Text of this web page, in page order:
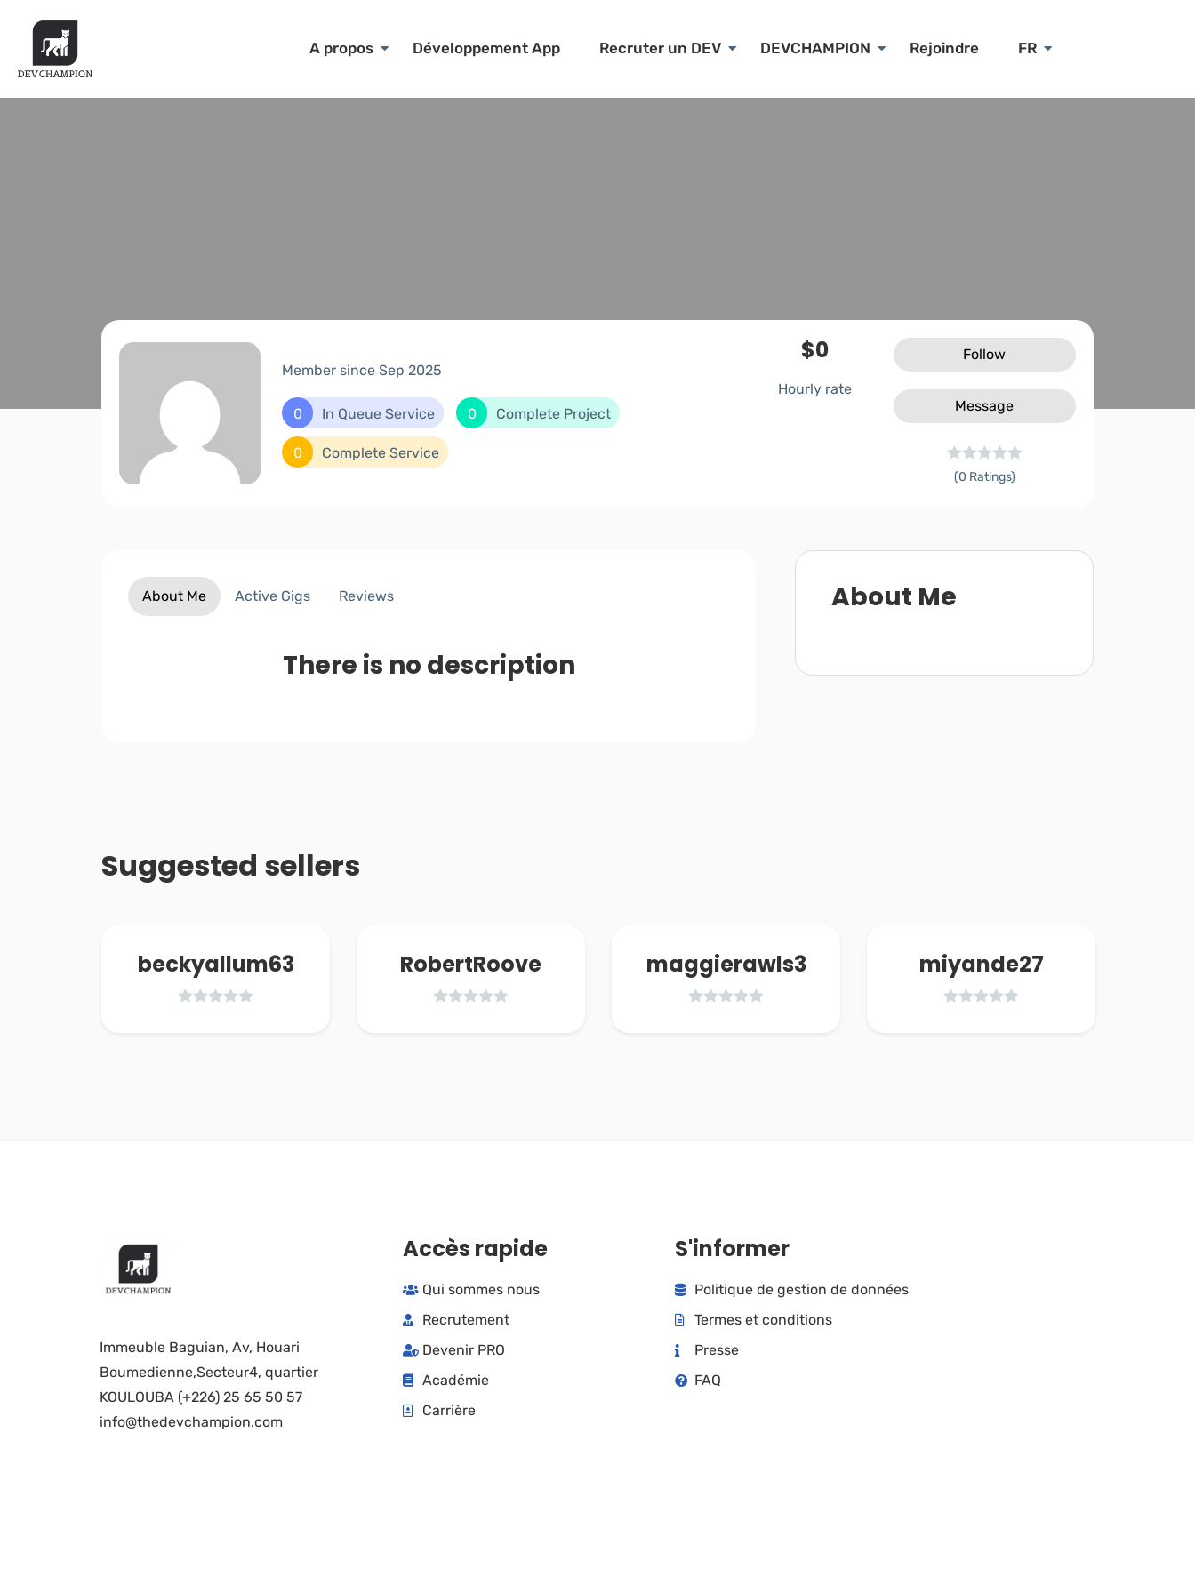
A propos Développement App Recruter un DEV DEVCHAMPION Rejoindre FR
Member since Sep 2025
0 In Queue Service 0 Complete Project
0 Complete Service
$0
Hourly rate
Follow
Message
(0 Ratings)
About Me Active Gigs Reviews
There is no description
About Me
Suggested sellers
beckyallum63 RobertRoove maggierawls3 miyande27
Immeuble Baguian, Av, Houari
Boumedienne,Secteur4, quartier
KOULOUBA (+226) 25 65 50 57
info@thedevchampion.com
Accès rapide
Qui sommes nous
Recrutement
Devenir PRO
Académie
Carrière
S'informer
Politique de gestion de données
Termes et conditions
Presse
FAQ